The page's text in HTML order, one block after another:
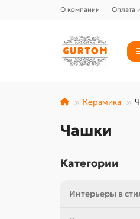
О компании Оплата
Керамика
Чашки
Категории
Интерьеры в